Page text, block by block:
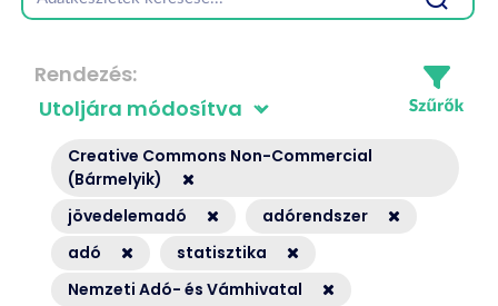
Rendezés
Creative Commons Non-Commercial
(Bármelyik)
jövedelemadó
adórendszer
adó
statisztika
Nemzeti Adó- és Vámhivatal